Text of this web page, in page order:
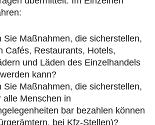
Sie Maßnahmen, die sicherstellen,
Cafés, Restaurants, Hotels,
und Läden des Einzelhandels
kann?
Sie Maßnahmen, die sicherstellen,
alle Menschen in
bar bezahlen können
bei Kfz-Stellen)?